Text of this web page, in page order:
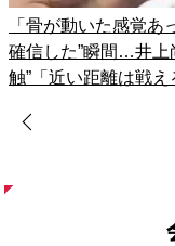
「骨が動いた感覚あ
確信した”瞬間…井上
触”「近い距離は戦え